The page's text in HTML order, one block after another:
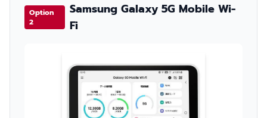
Option
2
Samsung Galaxy 5G Mobile Wi-
Fi